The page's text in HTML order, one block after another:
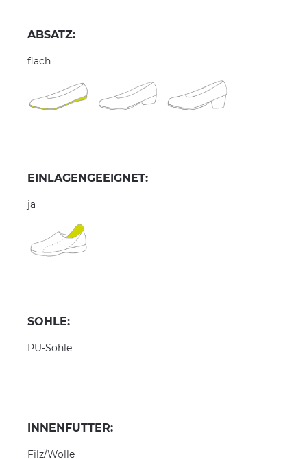
ABSATZ:
flach
EINLAGENGEEIGNET:
ja
SOHLE:
PU-Sohle
INNENFUTTER:
Filz/Wolle